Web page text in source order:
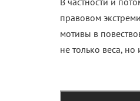
правовом
мотивы в
не только веса, но